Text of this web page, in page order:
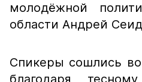
молодёжной
области Андрей
Спикеры сошлись
благодаря